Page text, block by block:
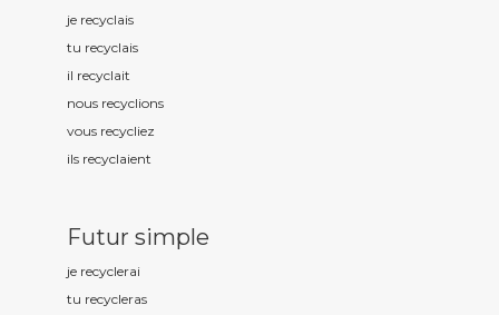
je recyclais
tu recyclais
il recyclait
nous recyclions
vous recycliez
ils recyclaient
Futur simple
je recyclerai
tu recycleras